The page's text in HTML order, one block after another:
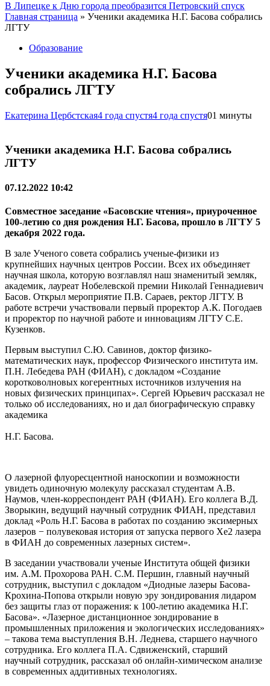
В Липецке к Дню города преобразится Петровский спуск
Главная страница » Ученики академика Н.Г. Басова собрались
ЛГТУ
Образование
Ученики академика Н.Г. Басова
собрались ЛГТУ
Екатерина Цербстская4 года спустя4 года спустя01 минуты
Ученики академика Н.Г. Басова собрались
ЛГТУ
07.12.2022 10:42
Совместное заседание «Басовские чтения», приуроченное
100-летию со дня рождения Н.Г. Басова, прошло в ЛГТУ 5
декабря 2022 года.
В зале Ученого совета собрались ученые-физики из
крупнейших научных центров России. Всех их объединяет
научная школа, которую возглавлял наш знаменитый земляк,
академик, лауреат Нобелевской премии Николай Геннадиевич
Басов. Открыл мероприятие П.В. Сараев, ректор ЛГТУ. В
работе встречи участвовали первый проректор А.К. Погодаев
и проректор по научной работе и инновациям ЛГТУ С.Е.
Кузенков.
Первым выступил С.Ю. Савинов, доктор физико-
математических наук, профессор Физического института им.
П.Н. Лебедева РАН (ФИАН), с докладом «Создание
коротковолновых когерентных источников излучения на
новых физических принципах». Сергей Юрьевич рассказал не
только об исследованиях, но и дал биографическую справку
академика
Н.Г. Басова.
О лазерной флуоресцентной наноскопии и возможности
увидеть одиночную молекулу рассказал студентам А.В.
Наумов, член-корреспондент РАН (ФИАН). Его коллега В.Д.
Зворыкин, ведущий научный сотрудник ФИАН, представил
доклад «Роль Н.Г. Басова в работах по созданию эксимерных
лазеров − полувековая история от запуска первого Xe2 лазера
в ФИАН до современных лазерных систем».
В заседании участвовали ученые Института общей физики
им. А.М. Прохорова РАН. С.М. Першин, главный научный
сотрудник, выступил с докладом «Диодные лазеры Басова-
Крохина-Попова открыли новую эру зондирования лидаром
без защиты глаз от поражения: к 100-летию академика Н.Г.
Басова». «Лазерное дистанционное зондирование в
промышленных приложения и экологических исследованиях»
– такова тема выступления В.Н. Леднева, старшего научного
сотрудника. Его коллега П.А. Сдвиженский, старший
научный сотрудник, рассказал об онлайн-химическом анализе
в современных аддитивных технологиях.